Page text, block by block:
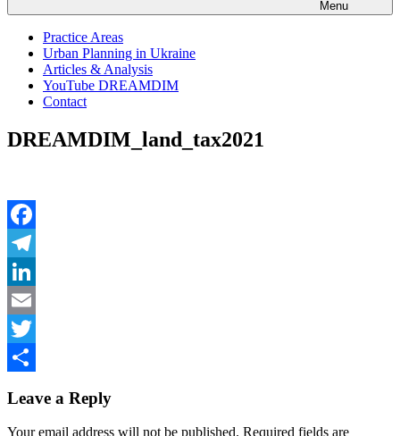
Menu
Practice Areas
Urban Planning in Ukraine
Articles & Analysis
YouTube DREAMDIM
Contact
DREAMDIM_land_tax2021
Facebook
Telegram
LinkedIn
Email
Twitter
Leave a Reply
Your email address will not be published. Required fields are